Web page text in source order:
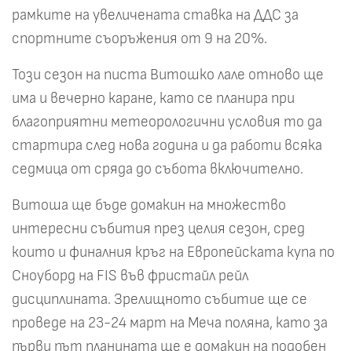
рамките на увеличената ставка на ДДС за
спортните съоръжения от 9 на 20%.
Този сезон на писта Витошко лале отново ще
има и вечерно каране, като се планира при
благоприятни метеорологични условия то да
стартира след нова година и да работи всяка
седмица от сряда до събота включително.
Витоша ще бъде домакин на множество
интересни събития през целия сезон, сред
които и финалния кръг на Европейската купа по
Сноуборд на FIS във фристайл рейл
дисциплината. Зрелищното събитие ще се
проведе на 23-24 март на Меча поляна, като за
първи път планината ще е домакин на подобен